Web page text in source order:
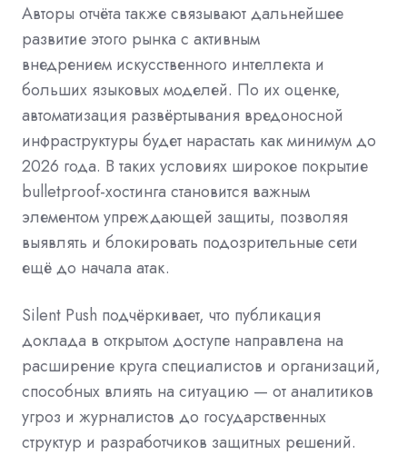
Авторы отчёта также связывают дальнейшее
развитие этого рынка с активным
внедрением искусственного интеллекта и
больших языковых моделей. По их оценке,
автоматизация развёртывания вредоносной
инфраструктуры будет нарастать как минимум до
2026 года. В таких условиях широкое покрытие
bulletproof-хостинга становится важным
элементом упреждающей защиты, позволяя
выявлять и блокировать подозрительные сети
ещё до начала атак.
Silent Push подчёркивает, что публикация
доклада в открытом доступе направлена на
расширение круга специалистов и организаций,
способных влиять на ситуацию — от аналитиков
угроз и журналистов до государственных
структур и разработчиков защитных решений.